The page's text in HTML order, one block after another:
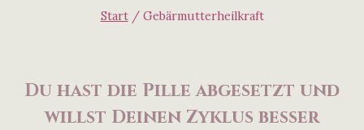
Start / Gebärmutterheilkraft
Du hast die Pille abgesetzt und
willst Deinen Zyklus besser